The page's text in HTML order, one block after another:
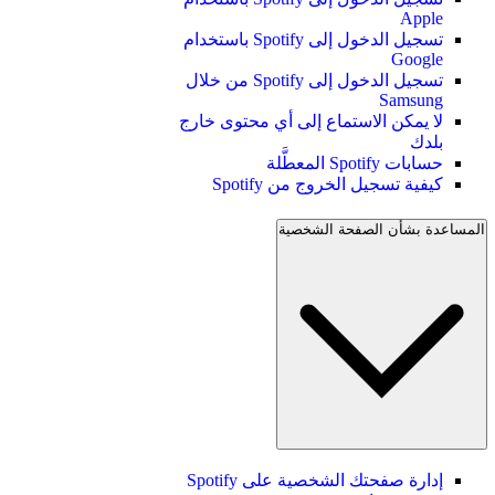
Apple
تسجيل الدخول إلى Spotify باستخدام
Google
تسجيل الدخول إلى Spotify من خلال
Samsung
لا يمكن الاستماع إلى أي محتوى خارج
بلدك
حسابات Spotify المعطَّلة
كيفية تسجيل الخروج من Spotify
المساعدة بشأن الصفحة الشخصية
إدارة صفحتك الشخصية على Spotify